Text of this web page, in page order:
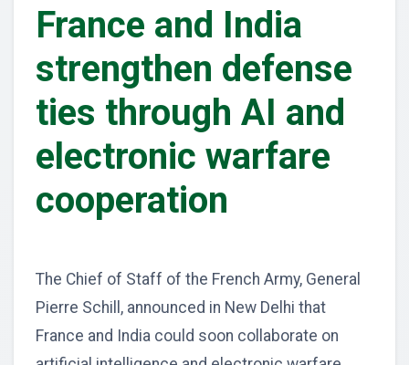
France and India
strengthen defense
ties through AI and
electronic warfare
cooperation
The Chief of Staff of the French Army, General
Pierre Schill, announced in New Delhi that
France and India could soon collaborate on